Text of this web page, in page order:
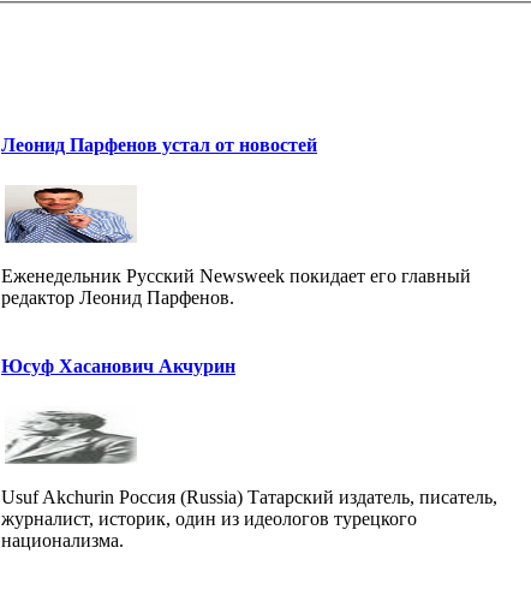
Леонид Парфенов устал от новостей
Еженедельник Русский Newsweek покидает его главный
редактор Леонид Парфенов.
Юсуф Хасанович Акчурин
Usuf Akchurin Россия (Russia) Татарский издатель, писатель,
журналист, историк, один из идеологов турецкого
национализма.